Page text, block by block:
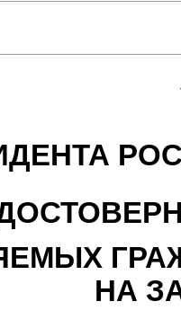
НА